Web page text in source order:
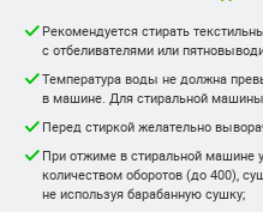
Рекомендуется стирать
с отбеливателями или
Температура воды не должна
в машине. Для стиральной
Перед стиркой желательно
При отжиме в стиральной машине
количеством оборотов (до 400),
не используя барабанную сушку;